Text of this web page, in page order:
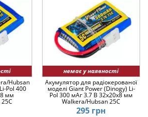
Hubsan
Pol 400
мм
немає у наявності
Акумулятор для радіокерованої
моделі Giant Power (Dinogy) Li-
Pol 300 мАг 3.7 В 32x20x8 мм
Walkera/Hubsan 25C
295 грн